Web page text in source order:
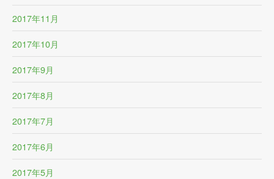
2017年11月
2017年10月
2017年9月
2017年8月
2017年7月
2017年6月
2017年5月